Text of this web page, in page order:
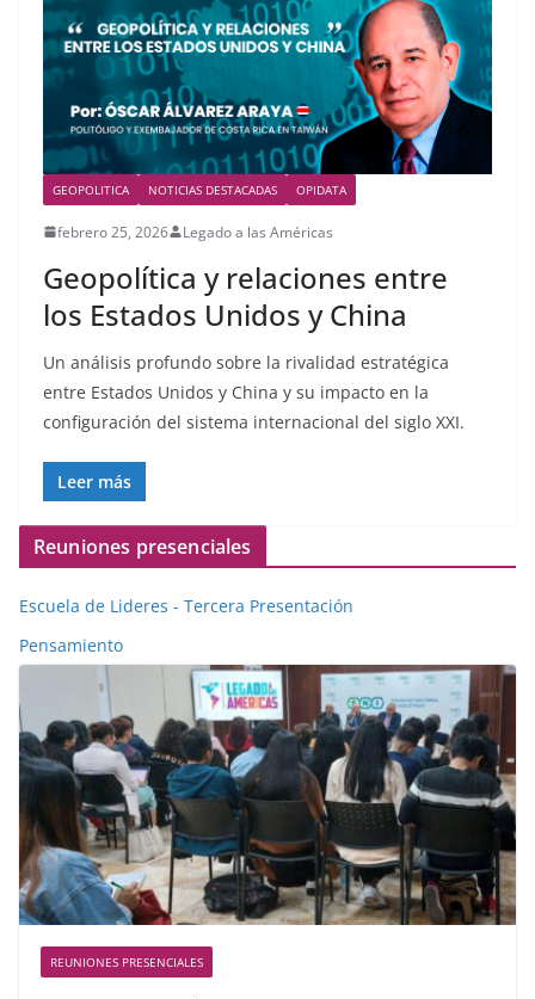
GEOPOLITICA NOTICIAS DESTACADAS OPIDATA
febrero 25, 2026 Legado a las Américas
Geopolítica y relaciones entre
los Estados Unidos y China
Un análisis profundo sobre la rivalidad estratégica
entre Estados Unidos y China y su impacto en la
configuración del sistema internacional del siglo XXI.
Leer más
Reuniones presenciales
Escuela de Lideres - Tercera Presentación
Pensamiento
REUNIONES PRESENCIALES